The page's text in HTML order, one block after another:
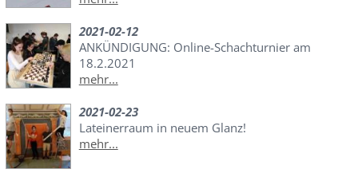
2021-02-12
ANKÜNDIGUNG: Online-Schachturnier am
18.2.2021
mehr...
2021-02-23
Lateinerraum in neuem Glanz!
mehr...